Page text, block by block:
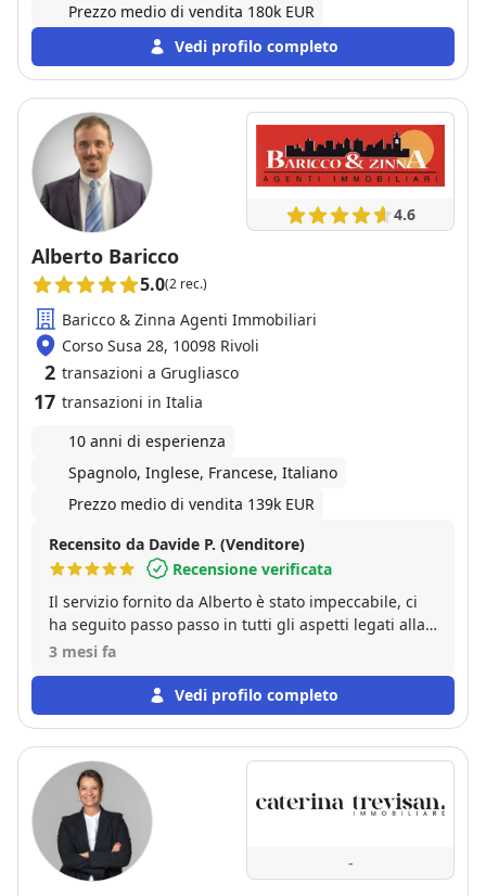
Prezzo medio di vendita 180k EUR
Vedi profilo completo
4.6
Alberto Baricco
5.0(2 rec.)
Baricco & Zinna Agenti Immobiliari
Corso Susa 28, 10098 Rivoli
2 transazioni a Grugliasco
17 transazioni in Italia
10 anni di esperienza
Spagnolo, Inglese, Francese, Italiano
Prezzo medio di vendita 139k EUR
Recensito da Davide P. (Venditore)
Recensione verificata
Il servizio fornito da Alberto è stato impeccabile, ci
ha seguito passo passo in tutti gli aspetti legati alla
vendita del nostro immobile, fornendoci supporto
era capitato di usufruire di altri servizi di Alberto e
tutto è sempre stato perfetto. Non posso che
3 mesi fa
Vedi profilo completo
-